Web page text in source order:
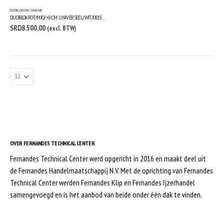
DUOBLOKKEN, SANITAIR
DUOBLOKPOT/MIO/+8 CM UNIVERSEEL/WIT/081567/JIKA
SRD8.500,00 (excl. BTW)
OVER FERNANDES TECHNICAL CENTER
Fernandes Technical Center werd opgericht in 2016 en maakt deel uit
de Fernandes Handelmaatschappij N.V. Met de oprichting van Fernandes
Technical Center werden Fernandes Klip en Fernandes Ijzerhandel
samengevoegd en is het aanbod van beide onder één dak te vinden,